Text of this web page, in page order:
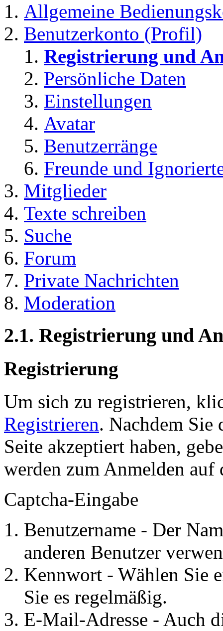
Allgemeine
Benutzerkonto (Profil)
Registrierung und
Persönliche Daten
Einstellungen
Avatar
Benutzerränge
Freunde und
Mitglieder
Texte schreiben
Suche
Forum
Private Nachrichten
Moderation
2.1. Registrierung und
Registrierung
Um sich zu registrieren,
Registrieren. Nachdem Sie
Seite akzeptiert haben,
werden zum Anmelden auf
Captcha-Eingabe
Benutzername - Der
anderen Benutzer
Kennwort - Wählen Sie
Sie es regelmäßig.
E-Mail-Adresse - Auch